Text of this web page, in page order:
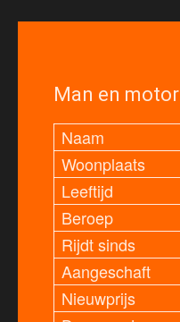
Man en motor
Naam
Woonplaats
Leeftijd
Beroep
Rijdt sinds
Aangeschaft
Nieuwprijs